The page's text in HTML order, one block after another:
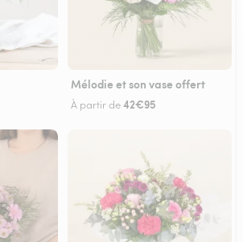
Mélodie et son vase offert
À partir de42€95